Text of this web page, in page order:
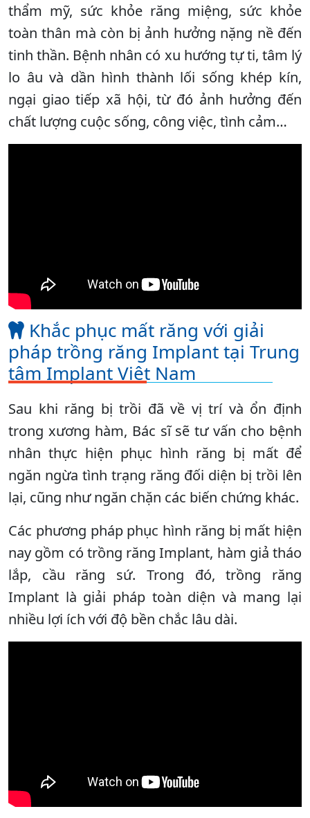
thẩm mỹ, sức khỏe răng miệng, sức khỏe
toàn thân mà còn bị ảnh hưởng nặng nề đến
tinh thần. Bệnh nhân có xu hướng tự ti, tâm lý
lo âu và dần hình thành lối sống khép kín,
ngại giao tiếp xã hội, từ đó ảnh hưởng đến
chất lượng cuộc sống, công việc, tình cảm…
Khắc phục mất răng với giải
pháp trồng răng Implant tại Trung
tâm Implant Việt Nam
Sau khi răng bị trồi đã về vị trí và ổn định
trong xương hàm, Bác sĩ sẽ tư vấn cho bệnh
nhân thực hiện phục hình răng bị mất để
ngăn ngừa tình trạng răng đối diện bị trồi lên
lại, cũng như ngăn chặn các biến chứng khác.
Các phương pháp phục hình răng bị mất hiện
nay gồm có trồng răng Implant, hàm giả tháo
lắp, cầu răng sứ. Trong đó, trồng răng
Implant là giải pháp toàn diện và mang lại
nhiều lợi ích với độ bền chắc lâu dài.